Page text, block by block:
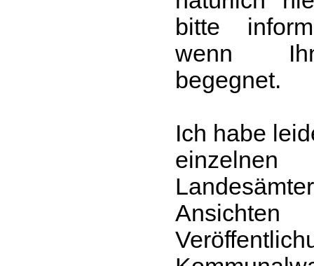
bitte
wenn
begegnet.
Ich habe